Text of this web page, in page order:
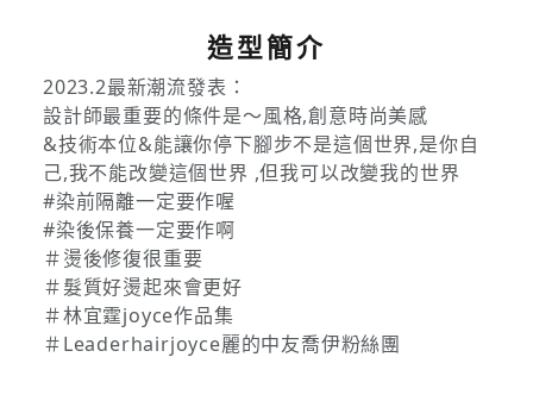
造型簡介
2023.2最新潮流發表：
設計師最重要的條件是～風格,創意時尚美感
&技術本位&能讓你停下腳步不是這個世界,是你自
己,我不能改變這個世界 ,但我可以改變我的世界
#染前隔離一定要作喔
#染後保養一定要作啊
＃燙後修復很重要
＃髮質好燙起來會更好
＃林宜霆joyce作品集
＃Leaderhairjoyce麗的中友喬伊粉絲團